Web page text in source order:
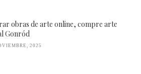
obras de arte online, compre arte
Gonród
2025